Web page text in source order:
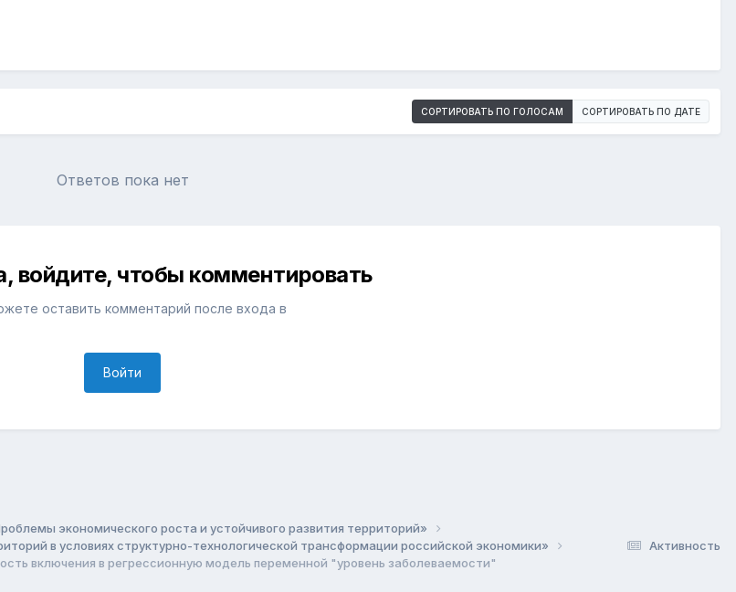
СОРТИРОВАТЬ ПО ГОЛОСАМ СОРТИРОВАТЬ ПО ДАТЕ
Ответов пока нет
войдите, чтобы комментировать
оставить комментарий после входа в
Войти
Активность
экономического роста и устойчивого развития территорий»
в условиях структурно-технологической трансформации российской экономики»
включения в регрессионную модель переменной "уровень заболеваемости"